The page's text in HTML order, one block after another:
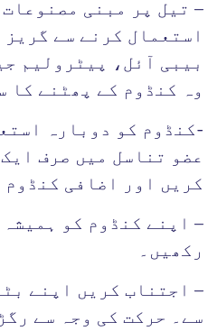
– تیل پر مبنی
استعمال کرنے سے
بیبی آئل، پیٹرولیم
وہ کنڈوم کے پھٹنے کا
-کنڈوم کو دوبارہ
عضو تناسل میں صرف
کریں اور اضافی
– اپنے کنڈوم کو
رکھیں۔
– اجتناب کریں اپنے
سے۔ حرکت کی وجہ سے